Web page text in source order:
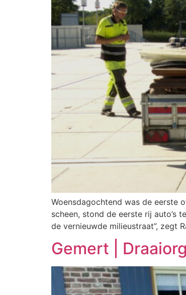
Woensdagochtend was de eerste
scheen, stond de eerste rij auto’s
de vernieuwde milieustraat”, zegt
Gemert |